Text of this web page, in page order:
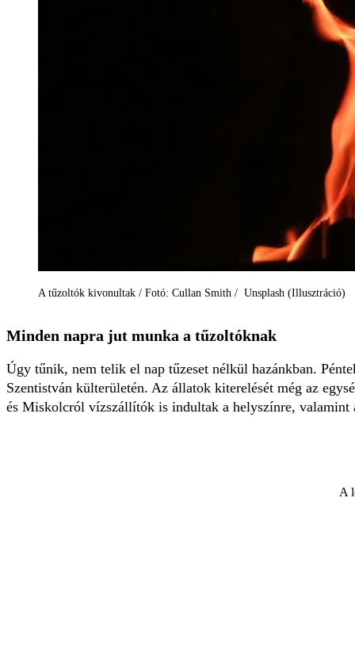
A tűzoltók kivonultak / Fotó: Cullan Smith / Unsplash (Illusztráció)
Minden napra jut munka a tűzoltóknak
Úgy tűnik, nem telik el nap tűzeset nélkül hazánkban.
Szentistván külterületén. Az állatok kiterelését még az
és Miskolcról vízszállítók is indultak a helyszínre,
A